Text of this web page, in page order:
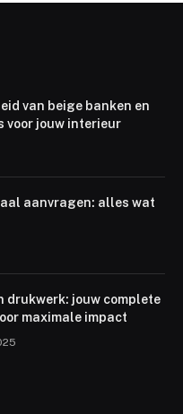
van beige banken en
voor jouw interieur
aanvragen: alles wat
drukwerk: jouw complete
maximale impact